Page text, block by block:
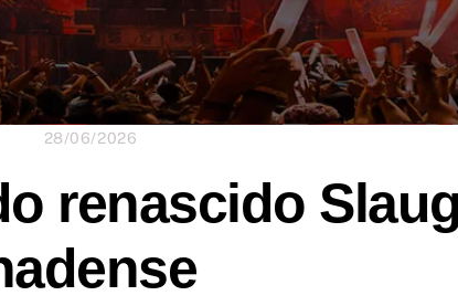
28/06/2026
renascido